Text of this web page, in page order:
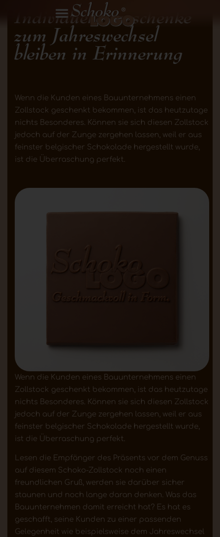
Individuelle Geschenke
zum Jahreswechsel
bleiben in Erinnerung
Wenn die Kunden eines Bauunternehmens einen
Zollstock geschenkt bekommen, ist das heutzutage
nichts Besonderes. Können sie sich diesen Zollstock
jedoch auf der Zunge zergehen lassen, weil er aus
feinster belgischer Schokolade hergestellt wurde,
ist die Überraschung perfekt.
Wenn die Kunden eines Bauunternehmens einen
Zollstock geschenkt bekommen, ist das heutzutage
nichts Besonderes. Können sie sich diesen Zollstock
jedoch auf der Zunge zergehen lassen, weil er aus
feinster belgischer Schokolade hergestellt wurde,
ist die Überraschung perfekt.
Lesen die Empfänger des Präsents vor dem Genuss
auf diesem Schoko-Zollstock noch einen
freundlichen Gruß, werden sie darüber sicher
staunen und noch lange daran denken. Was das
Bauunternehmen damit erreicht hat? Es hat es
geschafft, seine Kunden zu einer passenden
Gelegenheit wie beispielsweise dem Jahreswechsel